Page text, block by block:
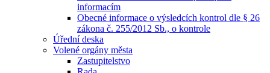
informacím
Obecné informace o výsledcích kontrol dle § 26
zákona č. 255/2012 Sb., o kontrole
Úřední deska
Volené orgány města
Zastupitelstvo